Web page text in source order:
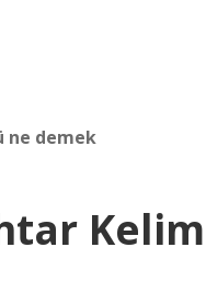
ne demek